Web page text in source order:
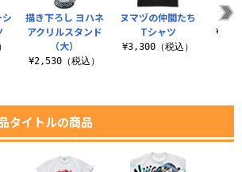
描き下ろし ヨハネ
アクリルスタンド
（大）
¥2,530（税込）
ヌマヅの仲間たち
Tシャツ
¥3,300（税込）
ヨハ
タイトルの商品